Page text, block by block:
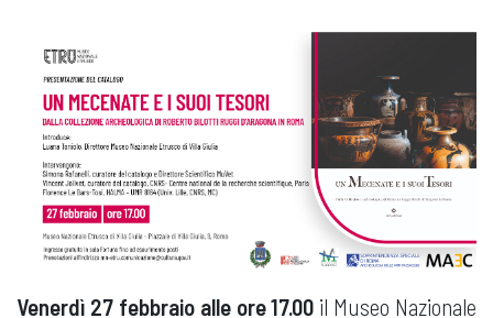
Venerdì 27 febbraio alle ore 17.00 il Museo Nazionale